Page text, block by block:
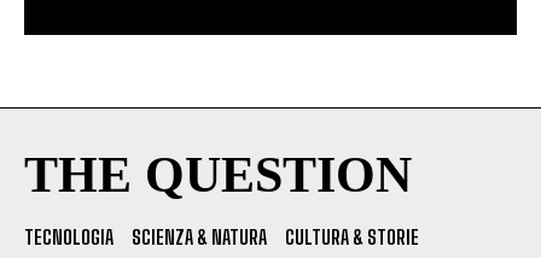
THE QUESTION
TECNOLOGIA SCIENZA & NATURA
CULTURA & STORIE